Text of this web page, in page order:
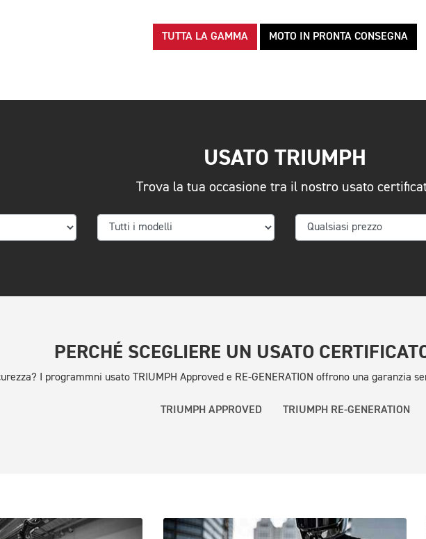
TUTTA LA GAMMA MOTO IN PRONTA CONSEGNA
USATO TRIUMPH
Trova la tua occasione tra il nostro usato
PERCHÉ SCEGLIERE UN USATO
I programmni usato TRIUMPH Approved e RE-GENERATION offrono una garanzia
TRIUMPH APPROVED TRIUMPH RE-GENERATION